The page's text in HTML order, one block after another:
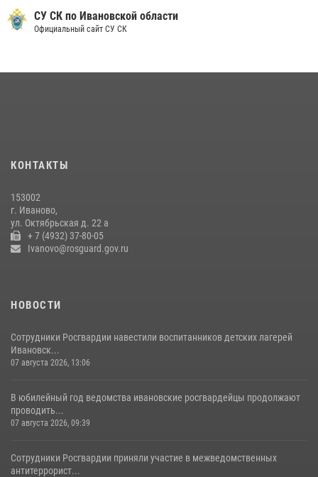
15 июля 2026, 13:03
В Иванове росгвардейцы обеспечили безопасность граждан во
«Россия»
20 июля 2026, 09:12 3
СУ СК по Ивановской области
Официальный сайт СУ СК
КОНТАКТЫ
153002
г. Иваново,
ул. Октябрьская д. 22 а
+ 7 (4932) 37-80-05
Ivanovo@rosguard.gov.ru
НОВОСТИ
Сотрудники Росгвардии навестили воспитанников детских лагерей
Ивановск...
07 августа 2026, 13:06
В юбилейный год ведомства ивановские росгвардейцы продолжают
проводить...
07 августа 2026, 09:39
Сотрудники Росгвардии приняли участие в межведомственных
антитеррорист...